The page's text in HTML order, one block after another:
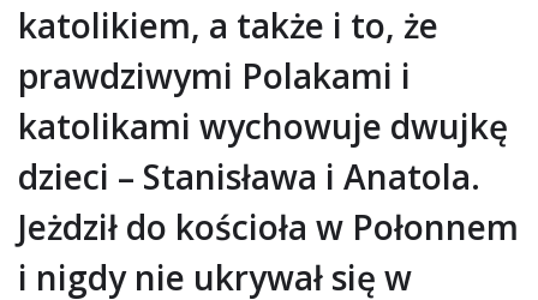
katolikiem, a także i to, że
prawdziwymi Polakami i
katolikami wychowuje dwujkę
dzieci – Stanisława i Anatola.
Jeżdził do kościoła w Połonnem
i nigdy nie ukrywał się w